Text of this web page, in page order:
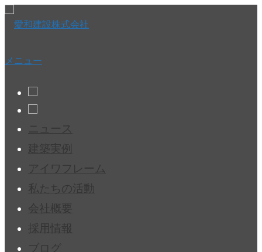
ツ
メニュー
ニュース
建築実例
アイワフレーム
私たちの活動
会社概要
採用情報
ブログ